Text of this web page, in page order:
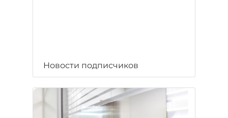
Новости подписчиков